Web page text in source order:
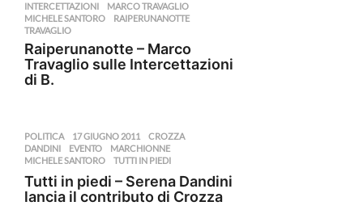
INTERCETTAZIONI
,MARCO TRAVAGLIO
MICHELE SANTORO
,RAIPERUNANOTTE
TRAVAGLIO
Raiperunanotte – Marco
Travaglio sulle Intercettazioni
di B.
POLITICA 17 GIUGNO 2011 ,CROZZA
DANDINI
,EVENTO ,MARCHIONNE
MICHELE SANTORO
,TUTTI IN PIEDI
Tutti in piedi – Serena Dandini
lancia il contributo di Crozza